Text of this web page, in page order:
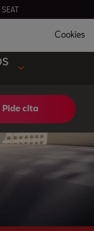
Cookies
Pide cita